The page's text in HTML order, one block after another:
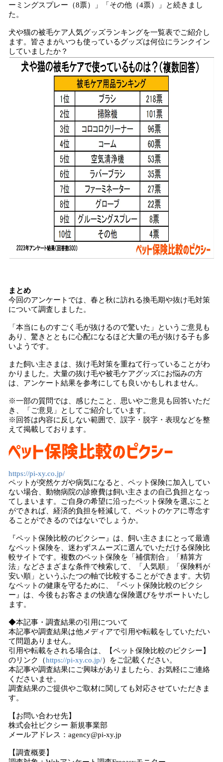
ーミングスプレー（8票）」「その他（4票）」と続きまし
た。
犬や猫の被毛ケア人気グッズランキングを一覧表でご紹介し
ます。皆さまがいつも使っているグッズは何位にランクイン
していましたか？
まとめ
今回のアンケートでは、春と秋に訪れる換毛期や抜け毛対策
について調査しました。
「本当にものすごく毛が抜けるので驚いた」というご意見も
あり、驚きとともに心配になるほど大量の毛が抜ける子も多
いようです。
また飼い主さまは、抜け毛対策を重ねて行っていることがわ
かりました。大量の抜け毛や被毛ケアグッズにお悩みの方
は、アンケート結果を参考にしても良いかもしれません。
※一部の質問では、感じたこと、思いやご意見も回答いただ
き、「ご意見」としてご紹介しています。
※回答は内容に反しない範囲で、誤字・脱字・表現などを整
えて掲載しております。
https://pi-xy.co.jp/
ペットが突然ケガや病気になると、ペット保険に加入してい
ない場合、動物病院の診療費は飼い主さまの自己負担となっ
てしまいます。ご自身の希望に沿ったペット保険を選ぶこと
ができれば、経済的負担を軽減して、ペットのケアに専念す
ることができるのではないでしょうか。
『ペット保険比較のピクシー』は、飼い主さまにとって最適
なペット保険を、迷わずスムーズに選んでいただける保険比
較サイトです。複数のペット保険を「補償割合」「精算方
法」などさまざまな条件で検索して、「人気順」「保険料が
安い順」というふたつの軸で比較することができます。大切
なペットの健康を守るために、『ペット保険比較のピクシ
ー』は、今後もお客さまの快適な保険選びをサポートいたし
ます。
◆本記事・調査結果の引用について
本記事や調査結果は他メディアで引用や転載をしていただい
て問題ありません。
引用や転載をされる場合は、【ペット保険比較のピクシー】
のリンク（https://pi-xy.co.jp/）をご記載ください。
本記事や調査結果にご興味がありましたら、お気軽にご連絡
くださいませ。
調査結果のご提供やご取材に関しても対応させていただきま
す。
【お問い合わせ先】
株式会社ピクシー 新規事業部
メールアドレス：agency@pi-xy.jp
【調査概要】